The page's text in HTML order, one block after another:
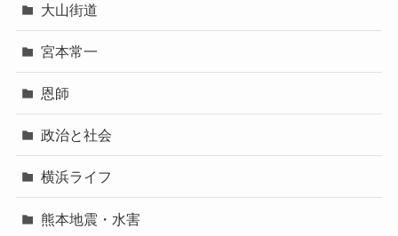
大山街道
宮本常一
恩師
政治と社会
横浜ライフ
熊本地震・水害